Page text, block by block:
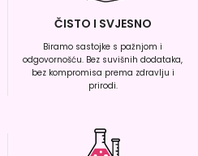
ČISTO I SVJESNO
Biramo sastojke s pažnjom i
odgovornošću. Bez suvišnih dodataka,
bez kompromisa prema zdravlju i
prirodi.